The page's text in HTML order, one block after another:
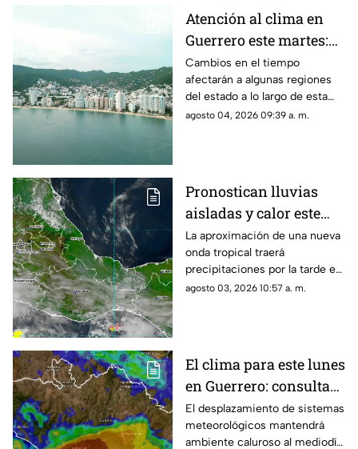
Atención al clima en
Guerrero este martes:
se esperan variaciones
Cambios en el tiempo
afectarán a algunas regiones
del estado a lo largo de esta
jornada.
agosto 04, 2026 09:39 a. m.
Pronostican lluvias
aisladas y calor este
inicio de semana en
Oaxaca
La aproximación de una nueva
onda tropical traerá
precipitaciones por la tarde en
algunas zonas del estado.
agosto 03, 2026 10:57 a. m.
El clima para este lunes
en Guerrero: consulta
aquí el reporte de hoy
El desplazamiento de sistemas
meteorológicos mantendrá
ambiente caluroso al mediodía